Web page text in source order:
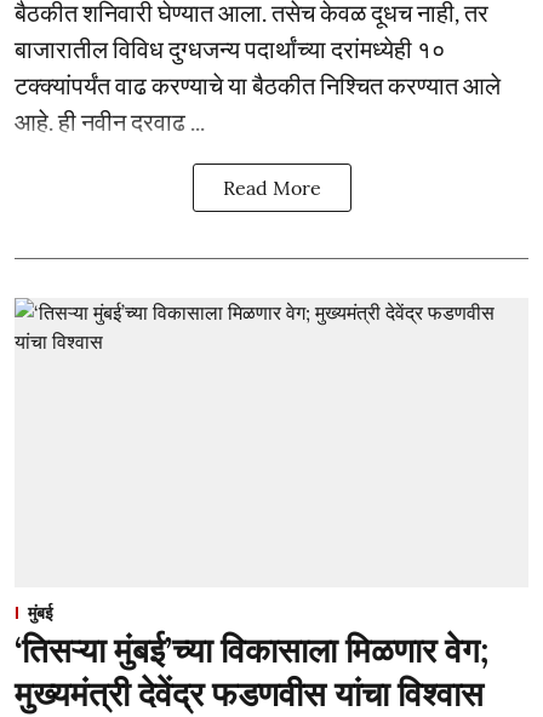
बैठकीत शनिवारी घेण्यात आला. तसेच केवळ दूधच नाही, तर
बाजारातील विविध दुग्धजन्य पदार्थांच्या दरांमध्येही १०
टक्क्यांपर्यंत वाढ करण्याचे या बैठकीत निश्चित करण्यात आले
आहे. ही नवीन दरवाढ ...
Read More
मुंबई
‘तिसऱ्या मुंबई’च्या विकासाला मिळणार वेग;
मुख्यमंत्री देवेंद्र फडणवीस यांचा विश्वास